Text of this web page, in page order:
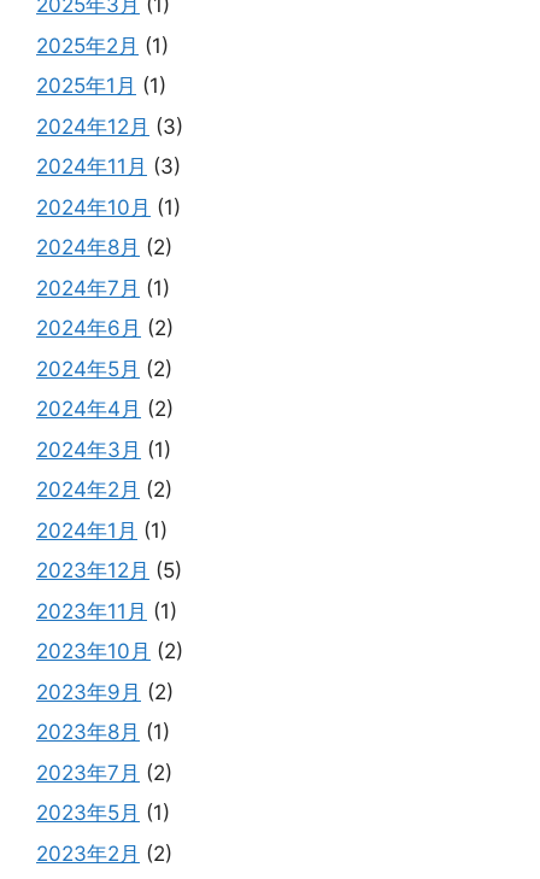
2025年3月 (1)
2025年2月 (1)
2025年1月 (1)
2024年12月 (3)
2024年11月 (3)
2024年10月 (1)
2024年8月 (2)
2024年7月 (1)
2024年6月 (2)
2024年5月 (2)
2024年4月 (2)
2024年3月 (1)
2024年2月 (2)
2024年1月 (1)
2023年12月 (5)
2023年11月 (1)
2023年10月 (2)
2023年9月 (2)
2023年8月 (1)
2023年7月 (2)
2023年5月 (1)
2023年2月 (2)